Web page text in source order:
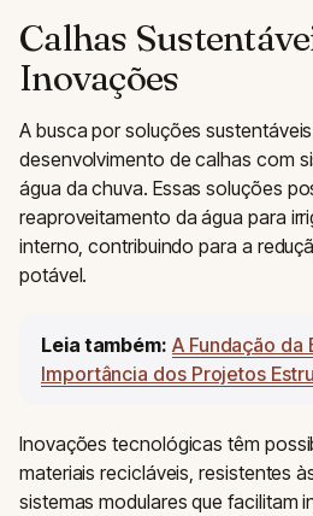
Calhas
Inovações
A busca por soluções
desenvolvimento de calhas com
água da chuva. Essas soluções
reaproveitamento da água para
interno, contribuindo para a
potável.
Leia também: A Fundação da
Importância dos Projetos
Inovações tecnológicas têm
materiais recicláveis, resistentes
sistemas modulares que facilitam